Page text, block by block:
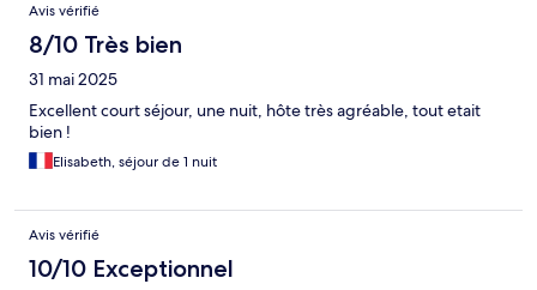
Avis vérifié
8/10 Très bien
31 mai 2025
Excellent court séjour, une nuit, hôte très agréable, tout etait
bien !
Elisabeth, séjour de 1 nuit
Avis vérifié
10/10 Exceptionnel